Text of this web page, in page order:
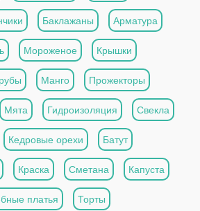
Баклажаны Арматура
Мороженое Крышки
Манго Прожекторы
Мята Гидроизоляция Свекла
Кедровые орехи Батут
Краска Сметана Капуста
платья Торты